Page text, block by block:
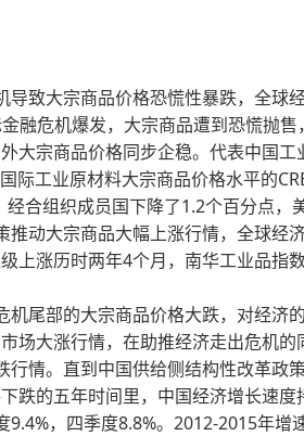
致大宗商品价格恐慌性暴跌，全球
危机爆发，大宗商品遭到恐慌抛售
大宗商品价格同步企稳。代表中国
际工业原材料大宗商品价格水平的
合组织成员国下降了1.2个百分点，
动大宗商品大幅上涨行情，全球经
涨历时两年4个月，南华工业品指
尾部的大宗商品价格大跌，对经济
大涨行情，在助推经济走出危机的
行情。直到中国供给侧结构性改革政
的五年时间里，中国经济增长速度
9.4%，四季度8.8%。2012-2015年增